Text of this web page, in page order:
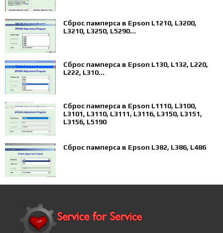
Сброс памперса в Epson L1210, L3200,
L3210, L3250, L5290...
Сброс памперса в Epson L130, L132, L220,
L222, L310...
Сброс памперса в Epson L1110, L3100,
L3101, L3110, L3111, L3116, L3150, L3151,
L3156, L5190
Сброс памперса в Epson L382, L386, L486